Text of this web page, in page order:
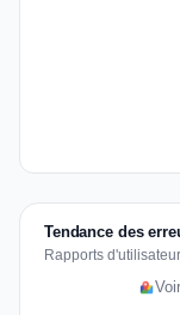
Tendance des
Rapports